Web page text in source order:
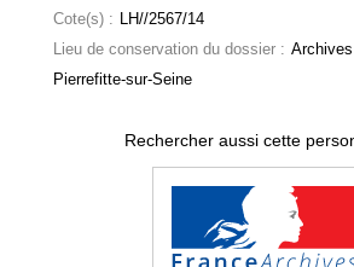
Cote(s) : LH//2567/14
Lieu de conservation du dossier :
Pierrefitte-sur-Seine
Rechercher aussi cette